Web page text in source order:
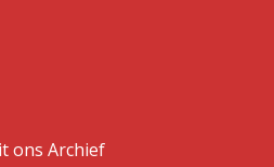
ons Archief